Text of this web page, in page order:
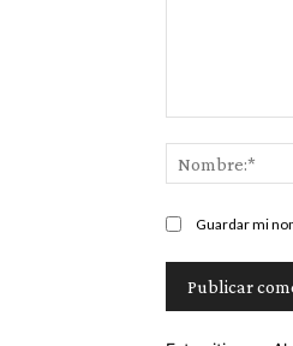
Guardar mi